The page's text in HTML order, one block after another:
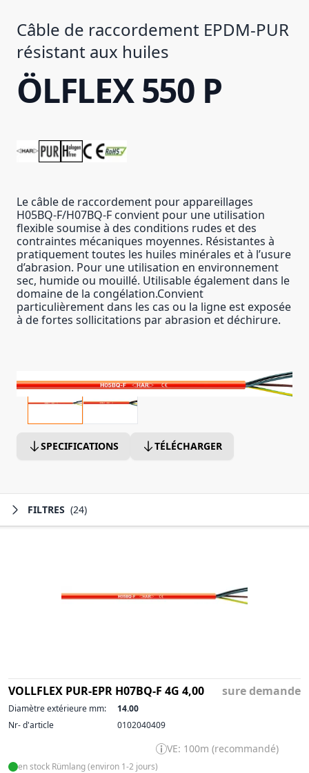
Câble de raccordement EPDM-PUR
résistant aux huiles
ÖLFLEX 550 P
Le câble de raccordement pour appareillages
H05BQ-F/H07BQ-F convient pour une utilisation
flexible soumise à des conditions rudes et des
contraintes mécaniques moyennes. Résistantes à
pratiquement toutes les huiles minérales et à l’usure
d’abrasion. Pour une utilisation en environnement
sec, humide ou mouillé. Utilisable également dans le
domaine de la congélation.Convient
particulièrement dans les cas ou la ligne est exposée
à de fortes sollicitations par abrasion et déchirure.
SPECIFICATIONS TÉLÉCHARGER
FILTRES (24)
VOLLFLEX PUR-EPR H07BQ-F 4G 4,00 sure demande
Diamètre extérieure mm:
14.00
Nr- d'article
0102040409
VE: 100m (recommandé)
en stock Rümlang (environ 1-2 jours)